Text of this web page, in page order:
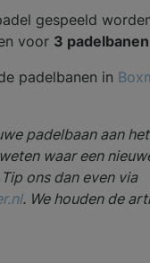
gespeeld
voor 3 padelbanen
padelbanen in
padelbaan aan
waar een
ons dan even via
. We houden de